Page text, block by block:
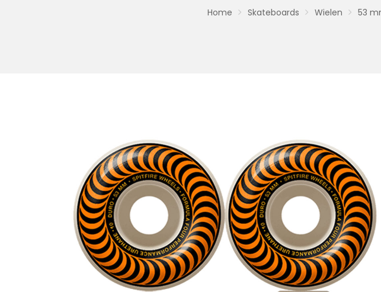
Home Skateboards Wielen 53